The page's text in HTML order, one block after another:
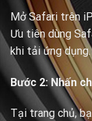
Mở Safari trên
Ưu tiên dùng
khi tải ứng dụng.
Bước 2: Nhấn
Tại trang chủ,